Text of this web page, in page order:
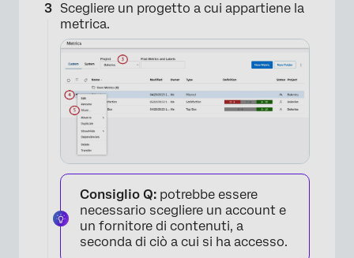
×
Scegliere un progetto a cui appartiene la
metrica.
Consiglio Q: potrebbe essere
necessario scegliere un account e
un fornitore di contenuti, a
seconda di ciò a cui si ha accesso.